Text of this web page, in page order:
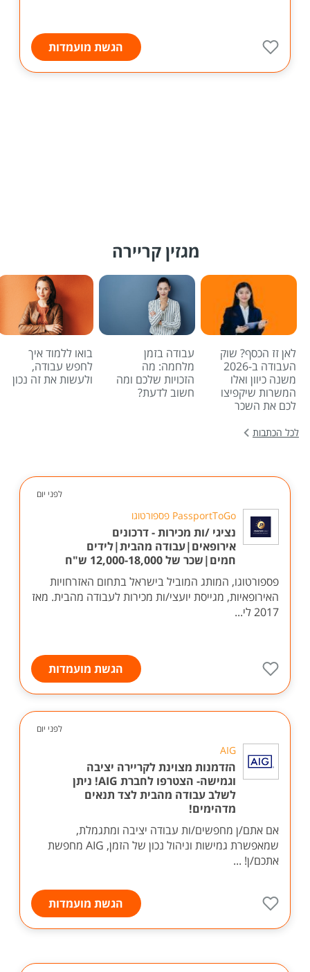
הגשת מועמדות
מגזין קריירה
לאן זז הכסף? שוק
העבודה ב-2026
משנה כיוון ואלו
המשרות שיקפיצו
לכם את השכר
עבודה בזמן
מלחמה: מה
הזכויות שלכם ומה
חשוב לדעת?
בואו ללמוד איך
לחפש עבודה,
ולעשות את זה נכון
לכל הכתבות
לפני יום
PassportToGo פספורטוגו
נציגי /ות מכירות - דרכונים
אירופאים|עבודה מהבית|לידים
חמים|שכר של 12,000-18,000 ש"ח
פספורטוגו, המותג המוביל בישראל בתחום האזרחויות
האירופאיות, מגייסת יועצי/ות מכירות לעבודה מהבית. מאז
2017 לי...
הגשת מועמדות
לפני יום
AIG
הזדמנות מצוינת לקריירה יציבה
וגמישה- הצטרפו לחברת AIG! ניתן
לשלב עבודה מהבית לצד תנאים
מדהימים!
אם אתם/ן מחפשים/ות עבודה יציבה ומתגמלת,
שמאפשרת גמישות וניהול נכון של הזמן, AIG מחפשת
אתכם/ן! ...
הגשת מועמדות